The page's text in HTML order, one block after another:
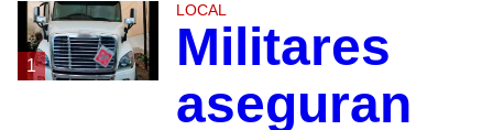
1
LOCAL
Militares
aseguran